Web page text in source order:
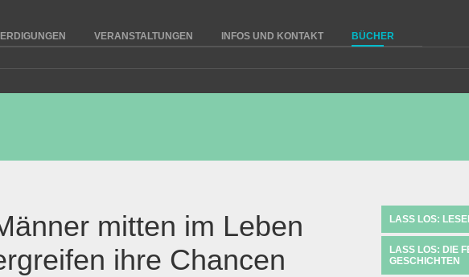
VERANSTALTUNGEN INFOS UND KONTAKT
BÜCHER
mitten im Leben
ihre Chancen
LASS LOS:
LASS LOS: DIE
GESCHICHTEN